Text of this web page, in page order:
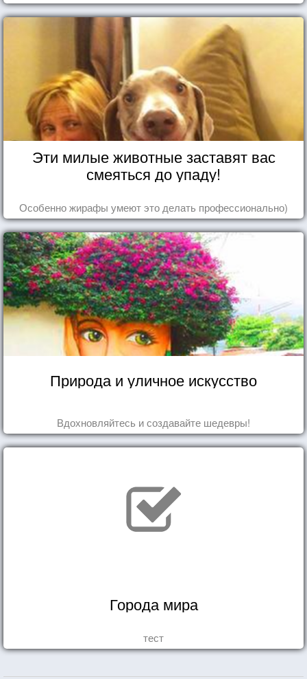
Эти милые животные заставят вас
смеяться до упаду!
Особенно жирафы умеют это делать профессионально)
Природа и уличное искусство
Вдохновляйтесь и создавайте шедевры!
Города мира
тест